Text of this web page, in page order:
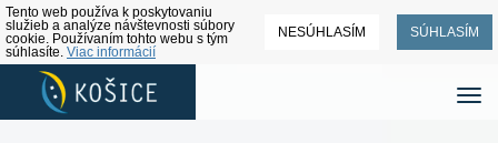
Tento web používa k poskytovaniu
služieb a analýze návštevnosti súbory
cookie. Používaním tohto webu s tým
súhlasíte. Viac informácií
NESÚHLASÍM SÚHLASÍM